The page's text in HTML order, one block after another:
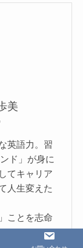
美
英語力。習
ド」が身に
てキャリア
人生変えた
ことを志命